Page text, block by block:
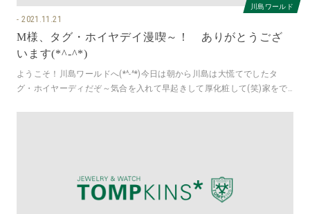
川島ワールド
2021.11.21
M様、タグ・ホイヤデイ漫喫～！ ありがとうござ
います(*^-^*)
ようこそ！川島ワールドへ(*^-^*)今日は朝から川島は大慌てでしたタ
グ・ホイヤーディだぞ～気合を入れて早起きして厚化粧して(笑)家をで